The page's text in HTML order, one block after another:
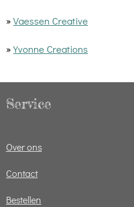
»Vaessen Creative
»Yvonne Creations
Service
Over ons
Contact
Bestellen